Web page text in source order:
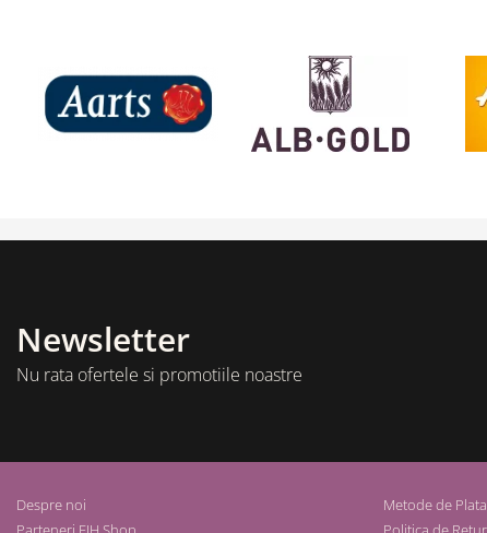
Newsletter
Nu rata ofertele si promotiile noastre
Despre noi
Metode de Plata